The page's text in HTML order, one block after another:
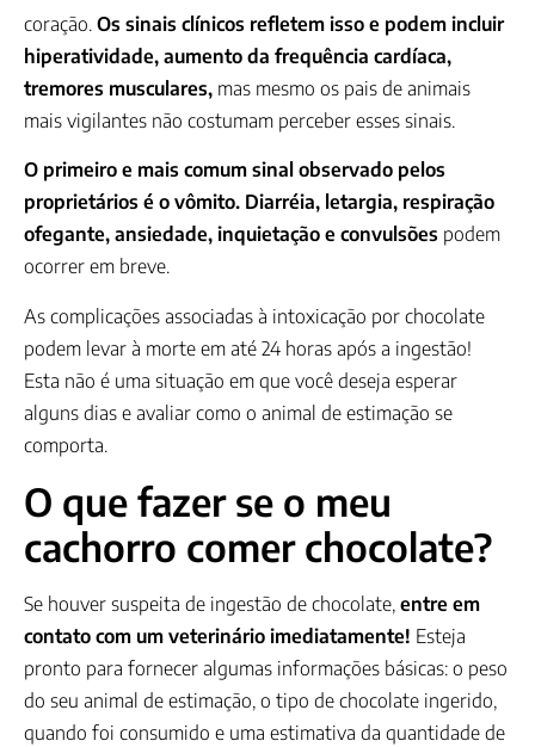
coração. Os sinais clínicos refletem isso e podem incluir
hiperatividade, aumento da frequência cardíaca,
tremores musculares, mas mesmo os pais de animais
mais vigilantes não costumam perceber esses sinais.
O primeiro e mais comum sinal observado pelos
proprietários é o vômito. Diarréia, letargia, respiração
ofegante, ansiedade, inquietação e convulsões podem
ocorrer em breve.
As complicações associadas à intoxicação por chocolate
podem levar à morte em até 24 horas após a ingestão!
Esta não é uma situação em que você deseja esperar
alguns dias e avaliar como o animal de estimação se
comporta.
O que fazer se o meu
cachorro comer chocolate?
Se houver suspeita de ingestão de chocolate, entre em
contato com um veterinário imediatamente! Esteja
pronto para fornecer algumas informações básicas: o peso
do seu animal de estimação, o tipo de chocolate ingerido,
quando foi consumido e uma estimativa da quantidade de